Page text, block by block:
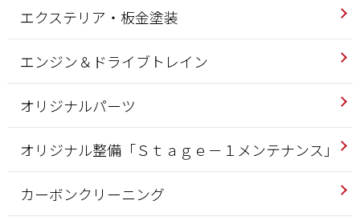
エクステリア・板金塗装
エンジン＆ドライブトレイン
オリジナルパーツ
オリジナル整備「Ｓｔａｇｅ－１メンテナンス」
カーボンクリーニング